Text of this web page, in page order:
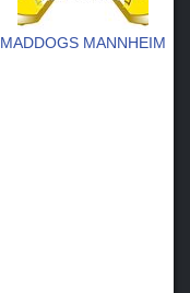
MADDOGS MANNHEIM